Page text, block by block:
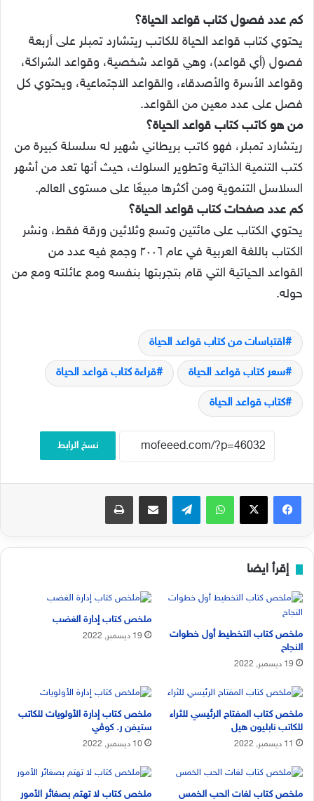
كم عدد فصول كتاب قواعد الحياة؟
يحتوي كتاب قواعد الحياة للكاتب ريتشارد تمبلر على أربعة
فصول (أي قواعد)، وهي قواعد شخصية، وقواعد الشراكة،
وقواعد الأسرة والأصدقاء، والقواعد الاجتماعية، ويحتوي كل
فصل على عدد معين من القواعد.
من هو كاتب كتاب قواعد الحياة؟
ريتشارد تمبلر، فهو كاتب بريطاني شهير له سلسلة كبيرة من
كتب التنمية الذاتية وتطوير السلوك، حيث أنها تعد من أشهر
السلاسل التنموية ومن أكثرها مبيعًا على مستوى العالم.
كم عدد صفحات كتاب قواعد الحياة؟
يحتوي الكتاب على مائتين وتسع وثلاثين ورقة فقط، ونشر
الكتاب باللغة العربية في عام ٢٠٠٦ وجمع فيه عدد من
القواعد الحياتية التي قام بتجربتها بنفسه ومع عائلته ومع من
حوله.
اقتباسات من كتاب قواعد الحياة
سعر كتاب قواعد الحياة قراءة كتاب قواعد الحياة
كتاب قواعد الحياة
نسخ الرابط
فيسبوك‫X واتساب تيلقرام مشاركة عبر البريد طباعة
إقرأ ايضا
ملخص كتاب التخطيط أول خطوات
النجاح
19 ديسمبر, 2022
ملخص كتاب إدارة الغضب
19 ديسمبر, 2022
ملخص كتاب المفتاح الرئيسي للثراء
للكاتب نابليون هيل
11 ديسمبر, 2022
ملخص كتاب إدارة الأولويات للكاتب
ستيفن ر. كوڤي
10 ديسمبر, 2022
ملخص كتاب لغات الحب الخمس ملخص كتاب لا تهتم بصغائر الأمور